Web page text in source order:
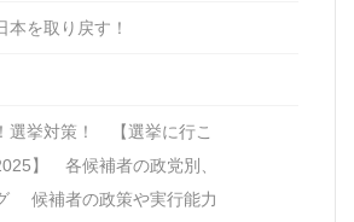
本を取り戻す！
選挙対策！ 【選挙に行こ
】 各候補者の政党別、
候補者の政策や実行能力